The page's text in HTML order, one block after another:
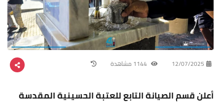
12/07/2025
أعلن قسم الصيانة التابع للعتبة الحسينية المقدسة